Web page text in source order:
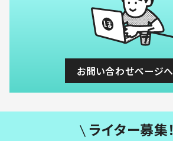
お問い合わせページへ
ライター募集！